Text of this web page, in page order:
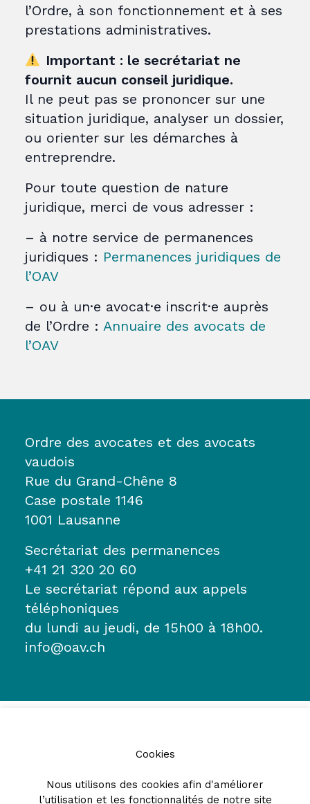
l’Ordre, à son fonctionnement et à ses
prestations administratives.
Important : le secrétariat ne
fournit aucun conseil juridique.
Il ne peut pas se prononcer sur une
situation juridique, analyser un dossier,
ou orienter sur les démarches à
entreprendre.
Pour toute question de nature
juridique, merci de vous adresser :
– à notre service de permanences
juridiques : Permanences juridiques de
l’OAV
– ou à un·e avocat·e inscrit·e auprès
de l’Ordre : Annuaire des avocats de
l’OAV
Ordre des avocates et des avocats
vaudois
Rue du Grand-Chêne 8
Case postale 1146
1001 Lausanne
Secrétariat des permanences
+41 21 320 20 60
Le secrétariat répond aux appels
téléphoniques
du lundi au jeudi, de 15h00 à 18h00.
info@oav.ch
Cookies
Nous utilisons des cookies afin d'améliorer
l’utilisation et les fonctionnalités de notre site